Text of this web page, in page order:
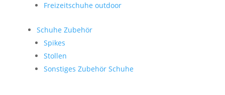
Freizeitschuhe outdoor
Schuhe Zubehör
Spikes
Stollen
Sonstiges Zubehör Schuhe